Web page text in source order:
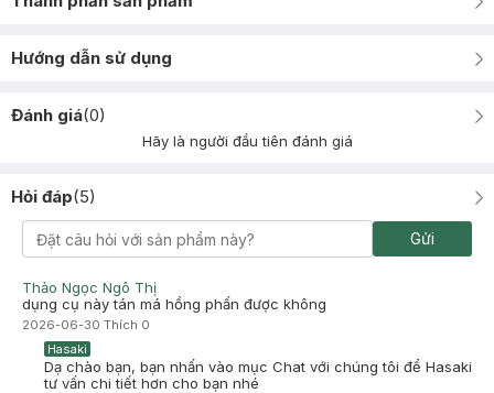
Hướng dẫn sử dụng
Đánh giá(0)
Hãy là người đầu tiên đánh giá
Hỏi đáp(5)
Gửi
Thảo Ngọc Ngô Thị
dụng cụ này tán má hồng phấn được không
2026-06-30 Thích 0
Hasaki
Dạ chào bạn, bạn nhấn vào mục Chat với chúng tôi để Hasaki
tư vấn chi tiết hơn cho bạn nhé